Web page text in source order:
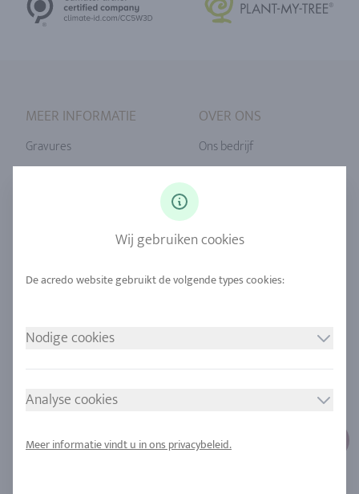
MEER INFORMATIE
Gravures
Stedelijke mijnbouw
OVER ONS
Ons bedrijf
Onze kwaliteit
Locaties
JURIDISCHE MEDEDELING
Afdruk
Gegevensbescherming
Wij gebruiken cookies
Nodige cookies
Analyse cookies
Meer informatie vindt u in ons privacybeleid.